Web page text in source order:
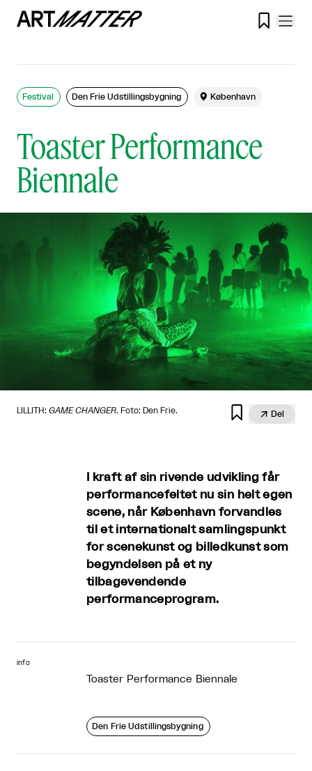

Toaster Performance
Biennale
Festival Den Frie Udstillingsbygning  København
LILLITH: GAME CHANGER. Foto: Den Frie.   Del
I kraft af sin rivende udvikling får
performancefeltet nu sin helt egen
scene, når København forvandles
til et internationalt samlingspunkt
for scenekunst og billedkunst som
begyndelsen på et ny
tilbagevendende
performanceprogram.
info
Toaster Performance Biennale
Den Frie Udstillingsbygning